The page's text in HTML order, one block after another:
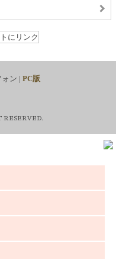
ォン | PC版
RESERVED.